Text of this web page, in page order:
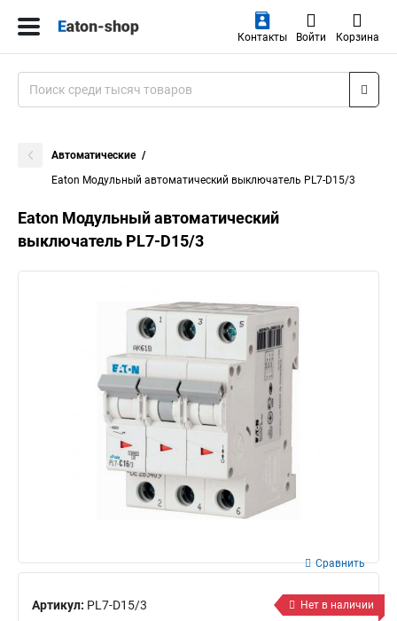
Контакты Войти Корзина
Автоматические
Eaton Модульный автоматический выключатель PL7-D15/3
Eaton Модульный автоматический
выключатель PL7-D15/3
Артикул: PL7-D15/3
Сравнить
Нет в наличии